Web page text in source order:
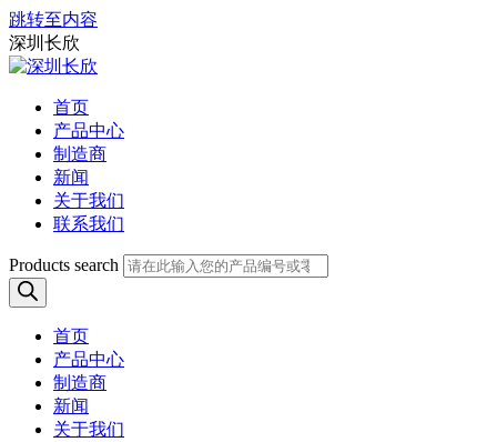
跳转至内容
深圳长欣
首页
产品中心
制造商
新闻
关于我们
联系我们
Products search
首页
产品中心
制造商
新闻
关于我们